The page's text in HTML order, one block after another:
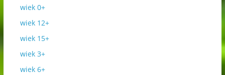
wiek 0+
wiek 12+
wiek 15+
wiek 3+
wiek 6+